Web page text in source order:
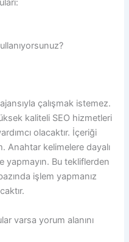
çalışmak istemez.
kaliteli SEO hizmetleri
olacaktır. İçeriği
Anahtar kelimelere dayalı
yapmayın. Bu tekliflerden
işlem yapmanız
varsa yorum alanını